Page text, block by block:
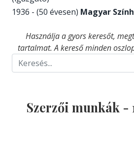
1936 - (50 évesen) Magyar
Használja a gyors keresőt,
tartalmat. A kereső minden
Szerzői munkák -